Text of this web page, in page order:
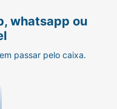
whatsapp ou
passar pelo caixa.